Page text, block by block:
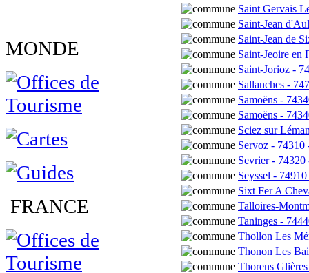
MONDE
FRANCE
Saint Gervais
Saint-Jean
Saint-Jean de
Saint-Jeoire en
Saint-Jorioz -
Sallanches -
Samoëns -
Samoëns -
Sciez sur
Servoz - 74310
Sevrier -
Seyssel -
Sixt Fer A
Talloires-
Taninges -
Thollon Les
Thonon Les
Thorens